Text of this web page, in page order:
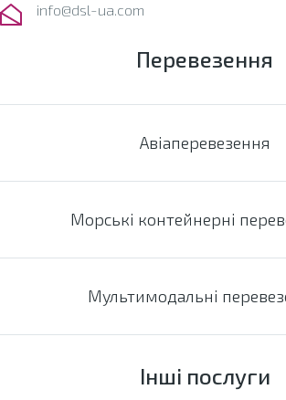
info@dsl-ua.com
Перевезення
Авіаперевезення
Морські контейнерні
Мультимодальні
Інші послуги